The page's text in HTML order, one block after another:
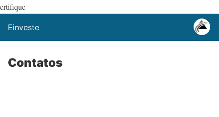
ertifique
Einveste
Contatos